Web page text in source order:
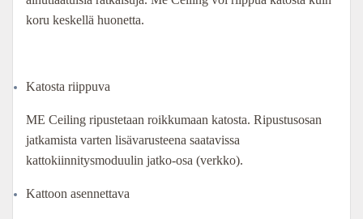
300,00 €.
koru keskellä huonetta.
Katosta riippuva
ME Ceiling ripustetaan roikkumaan katosta. Ripustusosan
jatkamista varten lisävarusteena saatavissa
kattokiinnitysmoduulin jatko-osa (verkko).
Kattoon asennettava